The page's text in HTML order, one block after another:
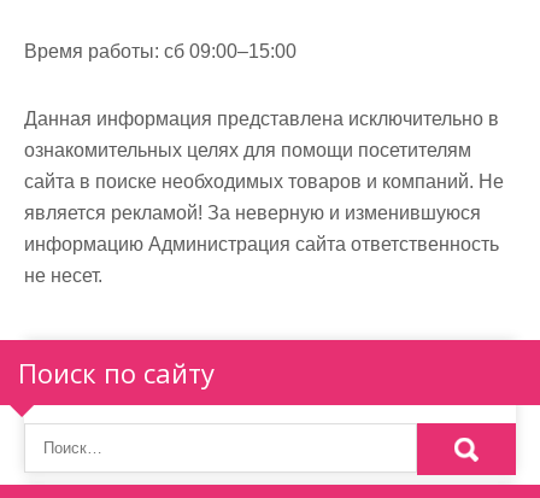
Время работы: сб 09:00–15:00
Данная информация представлена исключительно в
ознакомительных целях для помощи посетителям
сайта в поиске необходимых товаров и компаний. Не
является рекламой! За неверную и изменившуюся
информацию Администрация сайта ответственность
не несет.
Поиск по сайту